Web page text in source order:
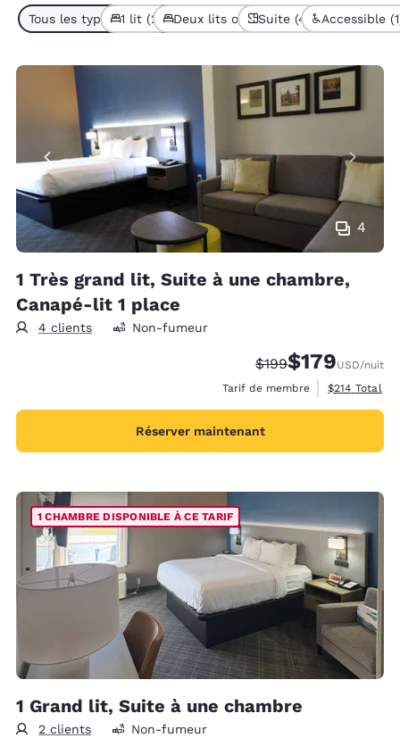
Tous les types de chambres (4)
1 lit (2) Deux lits ou plus (2)
Suite (4) Accessible
4
1 Très grand lit, Suite à une chambre,
Canapé-lit 1 place
4 clients Non-fumeur
Tarif barré :
$199Tarif réduit :
$179USD/nuit
Tarif de membre
Afficher les
$214 Total
Réserver maintenant
1 CHAMBRE DISPONIBLE À CE TARIF
1 Grand lit, Suite à une chambre
2 clients Non-fumeur